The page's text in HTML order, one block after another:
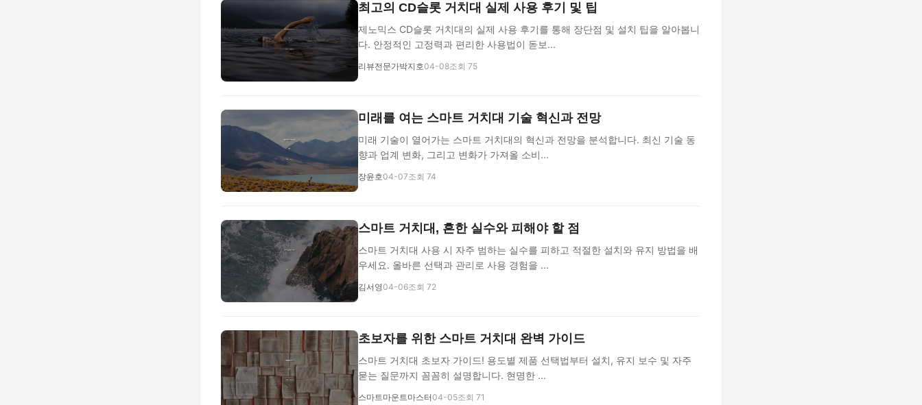
최고의 CD슬롯 거치대 실제 사용 후기 및 팁
제노믹스 CD슬롯 거치대의 실제 사용 후기를 통해 장단점 및 설치 팁을 알아봅니
다. 안정적인 고정력과 편리한 사용법이 돋보...
리뷰전문가박지호04-08조회 75
미래를 여는 스마트 거치대 기술 혁신과 전망
미래 기술이 열어가는 스마트 거치대의 혁신과 전망을 분석합니다. 최신 기술 동
향과 업계 변화, 그리고 변화가 가져올 소비...
장윤호04-07조회 74
스마트 거치대, 흔한 실수와 피해야 할 점
스마트 거치대 사용 시 자주 범하는 실수를 피하고 적절한 설치와 유지 방법을 배
우세요. 올바른 선택과 관리로 사용 경험을 ...
김서영04-06조회 72
초보자를 위한 스마트 거치대 완벽 가이드
스마트 거치대 초보자 가이드! 용도별 제품 선택법부터 설치, 유지 보수 및 자주
묻는 질문까지 꼼꼼히 설명합니다. 현명한 ...
스마트마운트마스터04-05조회 71